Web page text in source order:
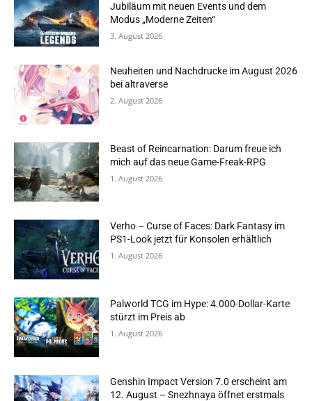
Jubiläum mit neuen Events und dem
Modus „Moderne Zeiten“
3. August 2026
Neuheiten und Nachdrucke im August 2026
bei altraverse
2. August 2026
Beast of Reincarnation: Darum freue ich
mich auf das neue Game-Freak-RPG
1. August 2026
Verho – Curse of Faces: Dark Fantasy im
PS1-Look jetzt für Konsolen erhältlich
1. August 2026
Palworld TCG im Hype: 4.000-Dollar-Karte
stürzt im Preis ab
1. August 2026
Genshin Impact Version 7.0 erscheint am
12. August – Snezhnaya öffnet erstmals